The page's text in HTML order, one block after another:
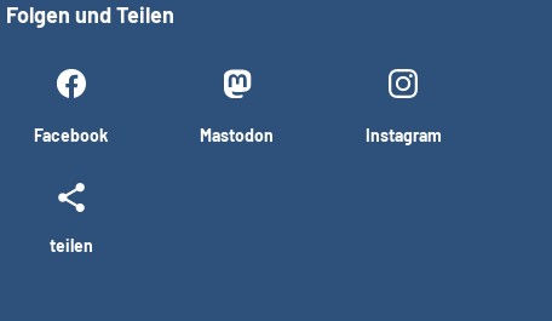
Folgen und Teilen
Facebook Mastodon Instagram
teilen